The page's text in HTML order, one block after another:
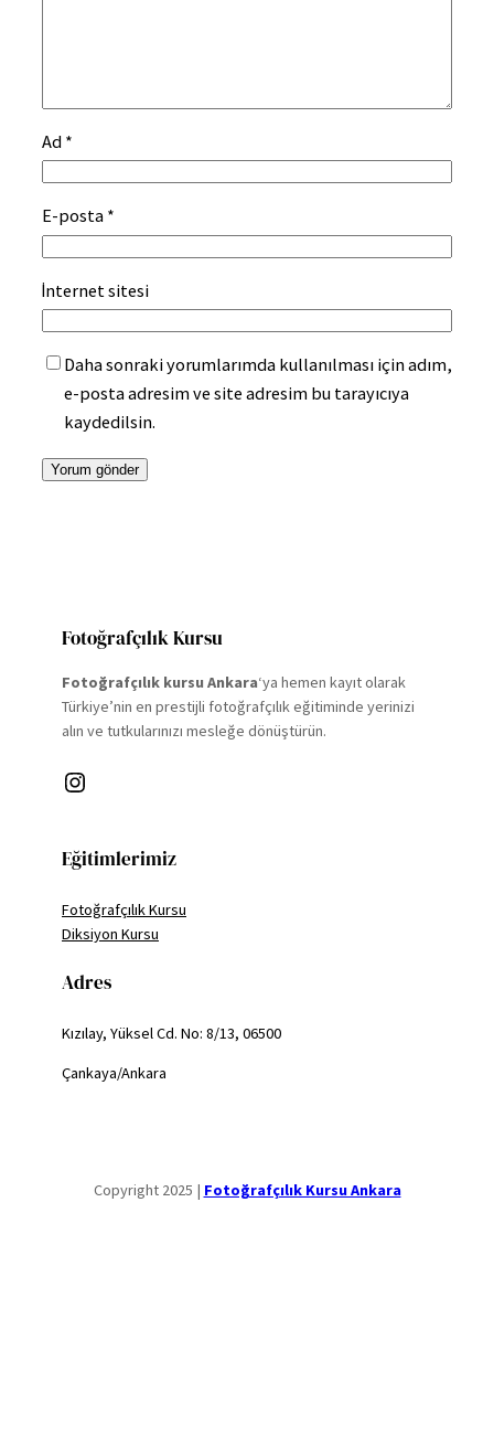
Ad *
E-posta *
İnternet sitesi
Daha sonraki yorumlarımda kullanılması için adım,
e-posta adresim ve site adresim bu tarayıcıya
kaydedilsin.
Fotoğrafçılık Kursu
Fotoğrafçılık kursu Ankara‘ya hemen kayıt olarak
Türkiye’nin en prestijli fotoğrafçılık eğitiminde yerinizi
alın ve tutkularınızı mesleğe dönüştürün.
Instagram
Eğitimlerimiz
Fotoğrafçılık Kursu
Diksiyon Kursu
Adres
Kızılay, Yüksel Cd. No: 8/13, 06500
Çankaya/Ankara
Copyright 2025 | Fotoğrafçılık Kursu Ankara